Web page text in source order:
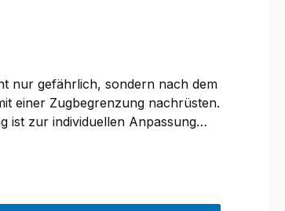
nur gefährlich, sondern nach dem
einer Zugbegrenzung nachrüsten.
ist zur individuellen Anpassung